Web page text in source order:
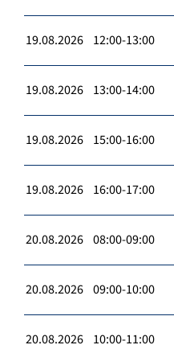
19.08.2026 12:00-13:00
19.08.2026 13:00-14:00
19.08.2026 15:00-16:00
19.08.2026 16:00-17:00
20.08.2026 08:00-09:00
20.08.2026 09:00-10:00
20.08.2026 10:00-11:00